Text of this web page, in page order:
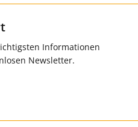
Informationen
Newsletter.